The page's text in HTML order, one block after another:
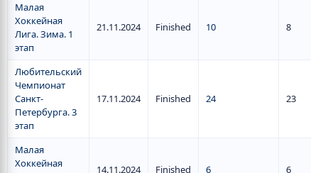
Малая
Хоккейная
Лига. Зима. 1
этап
21.11.2024 Finished 10 8
Любительский
Чемпионат
Санкт-
Петербурга. 3
этап
17.11.2024 Finished 24 23
Малая
Хоккейная
14.11.2024 Finished 6 6